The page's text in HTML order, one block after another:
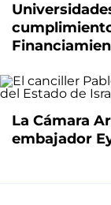
La Cámara
embajador